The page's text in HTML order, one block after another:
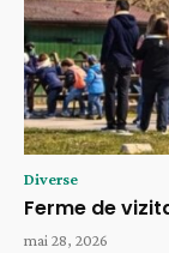
Diverse
Ferme de
mai 28, 2026